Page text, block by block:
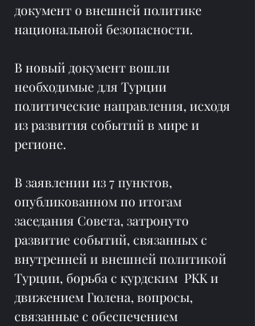
документ о внешней политике
национальной безопасности.
В новый документ вошли
необходимые для Турции
политические направления, исходя
из развития событий в мире и
регионе.
В заявлении из 7 пунктов,
опубликованном по итогам
заседания Совета, затронуто
развитие событий, связанных с
внутренней и внешней политикой
Турции, борьба с курдским  PKK и
движением Гюлена, вопросы,
связанные с обеспечением